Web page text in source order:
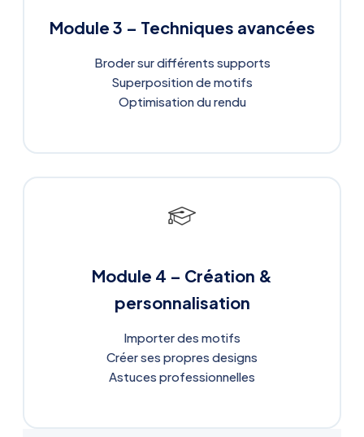
Module 3 – Techniques avancées
Broder sur différents supports
Superposition de motifs
Optimisation du rendu
Module 4 – Création &
personnalisation
Importer des motifs
Créer ses propres designs
Astuces professionnelles